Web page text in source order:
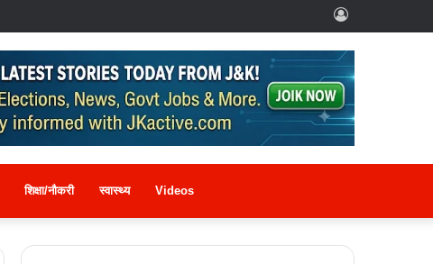
In
शिक्षा/नौकरी स्वास्थ्य Videos